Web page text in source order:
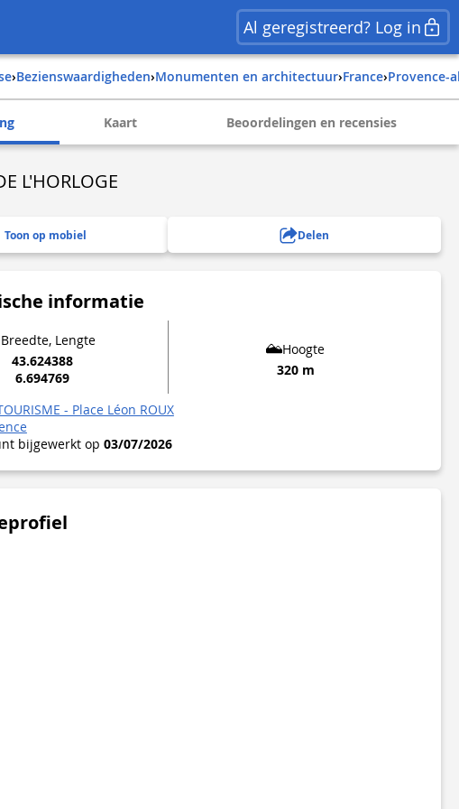
Al geregistreerd? Log in
› Bezienswaardigheden› Monumenten en architectuur› france›
Kaart Beoordelingen en recensies
L'HORLOGE
Toon op mobiel Delen
informatie
Breedte, Lengte
43.624388
6.694769
Hoogte
320 m
- Place Léon ROUX
bijgewerkt op 03/07/2026